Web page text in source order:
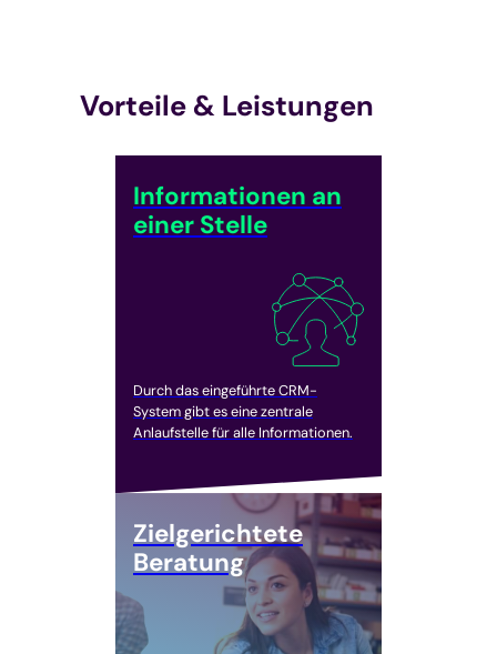
Vorteile & Leistungen
Informationen an
einer Stelle
Durch das eingeführte CRM-
System gibt es eine zentrale
Anlaufstelle für alle Informationen.
Zielgerichtete
Beratung